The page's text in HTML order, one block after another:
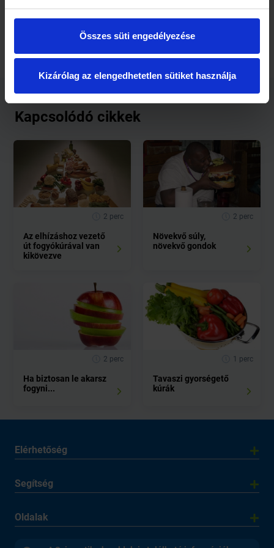
Összes süti engedélyezése
Kizárólag az elengedhetetlen sütiket használja
pedig a testzsír mennyiségét nem növeli.
Kapcsolódó cikkek
2 perc
Az elhízáshoz vezető
út fogyókúrával van
kikövezve
2 perc
Növekvő súly,
növekvő gondok
2 perc
Ha biztosan le akarsz
fogyni...
1 perc
Tavaszi gyorségető
kúrák
Elérhetőség
Segítség
Oldalak